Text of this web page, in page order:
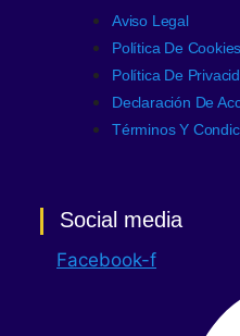
Aviso Legal
Política De Cookies
Política De
Declaración De
Términos Y
Social media
Facebook-f